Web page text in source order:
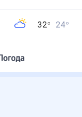
32° 24°